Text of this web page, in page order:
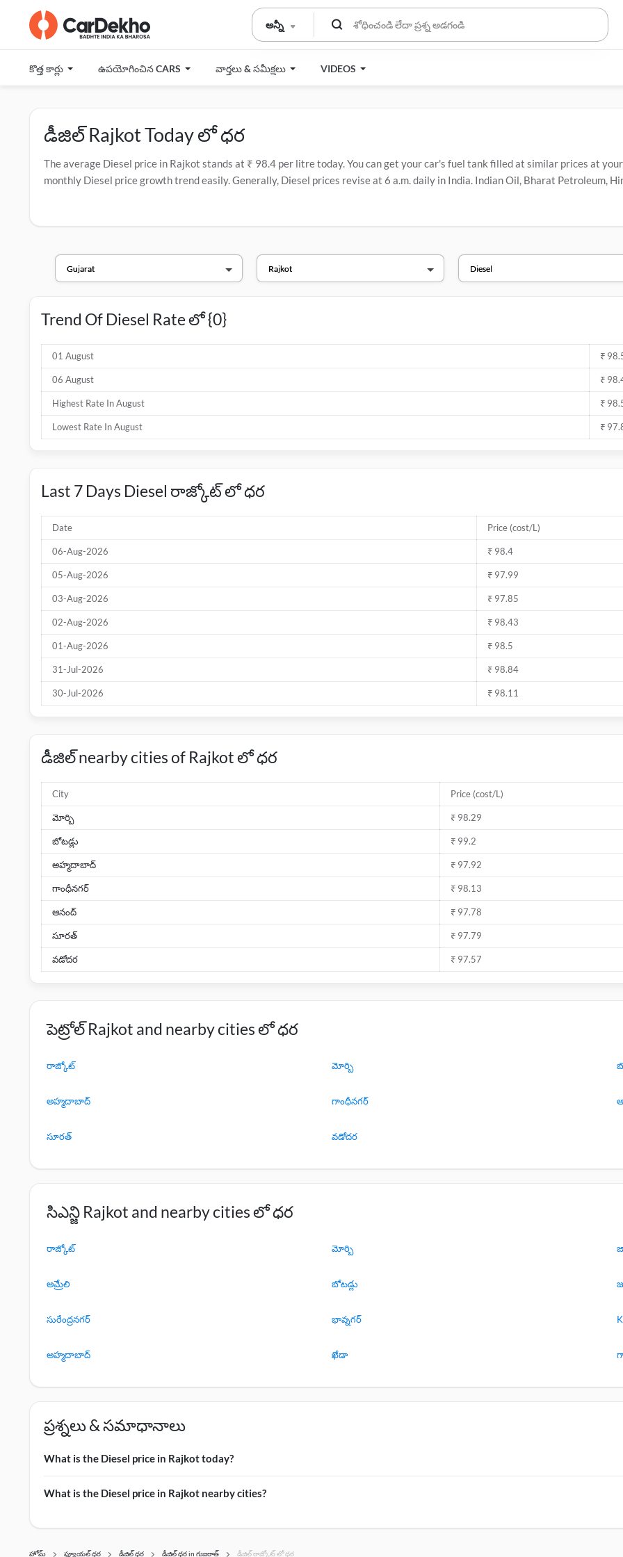
అన్నీ
కొత్త కార్లు ఉపయోగించిన CARS వార్తలు & సమీక్షలు VIDEOS
డీజిల్ Rajkot Today లో ధర
The average Diesel price in Rajkot stands at ₹ 98.4 per litre today. You can get your car's fuel tank filled at similar prices at
monthly Diesel price growth trend easily. Generally, Diesel prices revise at 6 a.m. daily in India. Indian Oil, Bharat Petroleum,
Trend Of Diesel Rate లో {0}
01 August ₹
06 August ₹
Highest Rate In August ₹
Lowest Rate In August ₹
Last 7 Days Diesel రాజ్కోట్ లో ధర
Date Price (cost/L)
06-Aug-2026 ₹ 98.4
05-Aug-2026 ₹ 97.99
03-Aug-2026 ₹ 97.85
02-Aug-2026 ₹ 98.43
01-Aug-2026 ₹ 98.5
31-Jul-2026 ₹ 98.84
30-Jul-2026 ₹ 98.11
డీజిల్ nearby cities of Rajkot లో ధర
City Price (cost/L)
మోర్బి ₹ 98.29
బోటడ్లు ₹ 99.2
అహ్మదాబాద్ ₹ 97.92
గాంధీనగర్ ₹ 98.13
ఆనంద్ ₹ 97.78
సూరత్ ₹ 97.79
వడోదర ₹ 97.57
పెట్రోల్ Rajkot and nearby cities లో ధర
రాజ్కోట్ మోర్బి
అహ్మదాబాద్ గాంధీనగర్
సూరత్ వడోదర
సిఎన్జి Rajkot and nearby cities లో ధర
రాజ్కోట్ మోర్బి
అమ్రేలి బోటడ్లు
సురేంద్రనగర్ భావ్నగర్
అహ్మదాబాద్ ఖేడా
ప్రశ్నలు & సమాధానాలు
What is the Diesel price in Rajkot today?
What is the Diesel price in Rajkot nearby cities?
Botad: ₹99.2 per litre
హోమ్ ఫ్యూయల్ ధర డీజిల్ ధర డీజిల్ ధర in గుజరాత్ డీజిల్ రాజ్కోట్ లో ధర